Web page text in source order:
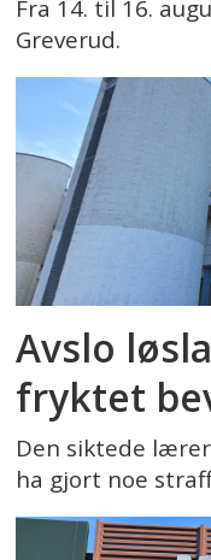
Fra 14. til 16.
Greverud.
Avslo
fryktet
Den siktede
ha gjort noe